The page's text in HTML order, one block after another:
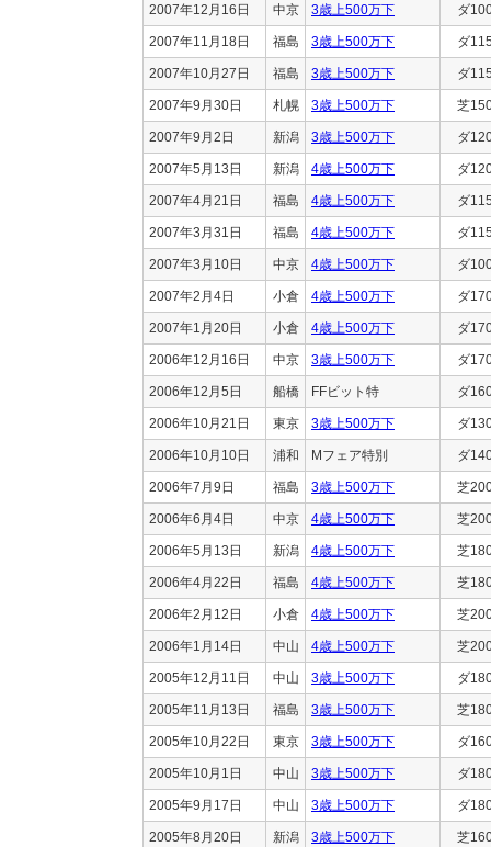
2007年12月16日 中京 3歳上500万下 ダ
2007年11月18日 福島 3歳上500万下 ダ
2007年10月27日 福島 3歳上500万下 ダ
2007年9月30日 札幌 3歳上500万下 芝
2007年9月2日 新潟 3歳上500万下 ダ
2007年5月13日 新潟 4歳上500万下 ダ
2007年4月21日 福島 4歳上500万下 ダ
2007年3月31日 福島 4歳上500万下 ダ
2007年3月10日 中京 4歳上500万下 ダ
2007年2月4日 小倉 4歳上500万下 ダ
2007年1月20日 小倉 4歳上500万下 ダ
2006年12月16日 中京 3歳上500万下 ダ
2006年12月5日 船橋 FFビット特 ダ
2006年10月21日 東京 3歳上500万下 ダ
2006年10月10日 浦和 Mフェア特別 ダ
2006年7月9日 福島 3歳上500万下 芝
2006年6月4日 中京 4歳上500万下 芝
2006年5月13日 新潟 4歳上500万下 芝
2006年4月22日 福島 4歳上500万下 芝
2006年2月12日 小倉 4歳上500万下 芝
2006年1月14日 中山 4歳上500万下 芝
2005年12月11日 中山 3歳上500万下 ダ
2005年11月13日 福島 3歳上500万下 芝
2005年10月22日 東京 3歳上500万下 ダ
2005年10月1日 中山 3歳上500万下 ダ
2005年9月17日 中山 3歳上500万下 ダ
2005年8月20日 新潟 3歳上500万下 芝